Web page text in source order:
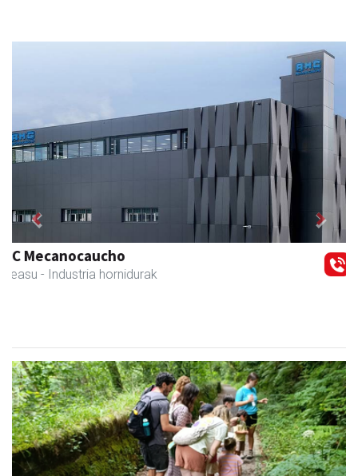
Kabela
Asteasu - Gozotegiak
Previous Next